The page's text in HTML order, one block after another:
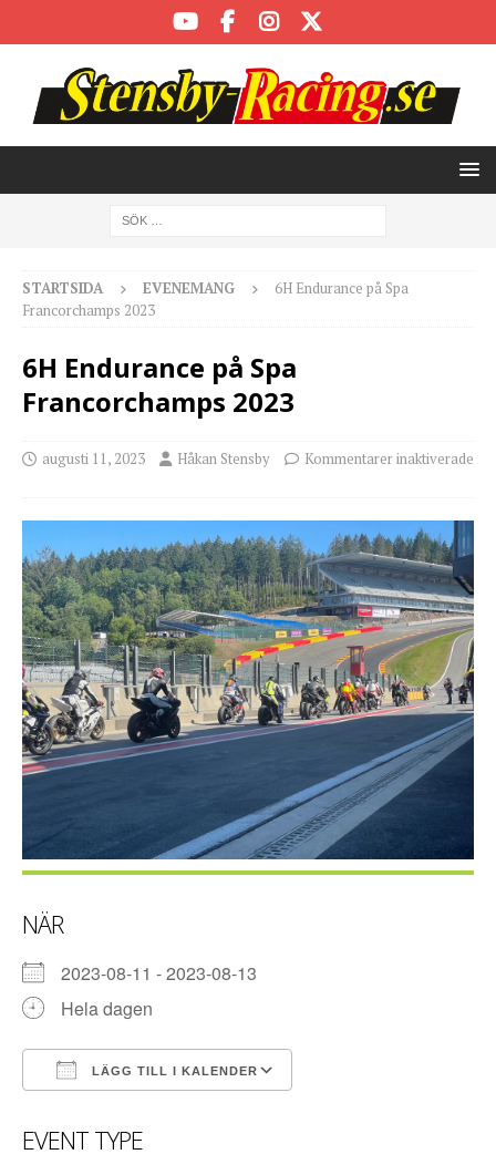
STARTSIDA EVENEMANG
6H Endurance på Spa
Francorchamps 2023
6H Endurance på Spa
Francorchamps 2023
augusti 11, 2023 Håkan Stensby Kommentarer inaktiverade
NÄR
2023-08-11 - 2023-08-13
Hela dagen
LÄGG TILL I KALENDER
EVENT TYPE